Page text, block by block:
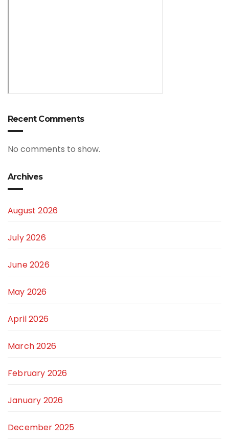
Recent Comments
No comments to show.
Archives
August 2026
July 2026
June 2026
May 2026
April 2026
March 2026
February 2026
January 2026
December 2025